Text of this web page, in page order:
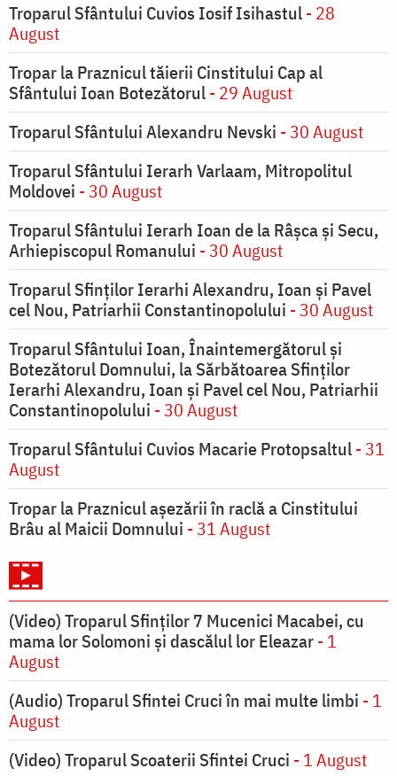
Troparul Sfântului Cuvios Iosif Isihastul- 28
August
Tropar la Praznicul tăierii Cinstitului Cap al
Sfântului Ioan Botezătorul- 29 August
Troparul Sfântului Alexandru Nevski - 30 August
Troparul Sfântului Ierarh Varlaam, Mitropolitul
Moldovei - 30 August
Troparul Sfântului Ierarh Ioan de la Râşca şi Secu,
Arhiepiscopul Romanului - 30 August
Troparul Sfinţilor Ierarhi Alexandru, Ioan şi Pavel
cel Nou, Patriarhii Constantinopolului - 30 August
Troparul Sfântului Ioan, Înaintemergătorul şi
Botezătorul Domnului, la Sărbătoarea Sfinţilor
Ierarhi Alexandru, Ioan şi Pavel cel Nou, Patriarhii
Constantinopolului - 30 August
Troparul Sfântului Cuvios Macarie Protopsaltul- 31
August
Tropar la Praznicul aşezării în raclă a Cinstitului
Brâu al Maicii Domnului - 31 August
(Video) Troparul Sfinților 7 Mucenici Macabei, cu
mama lor Solomoni și dascălul lor Eleazar- 1
August
(Audio) Troparul Sfintei Cruci în mai multe limbi - 1
August
(Video) Troparul Scoaterii Sfintei Cruci - 1 August